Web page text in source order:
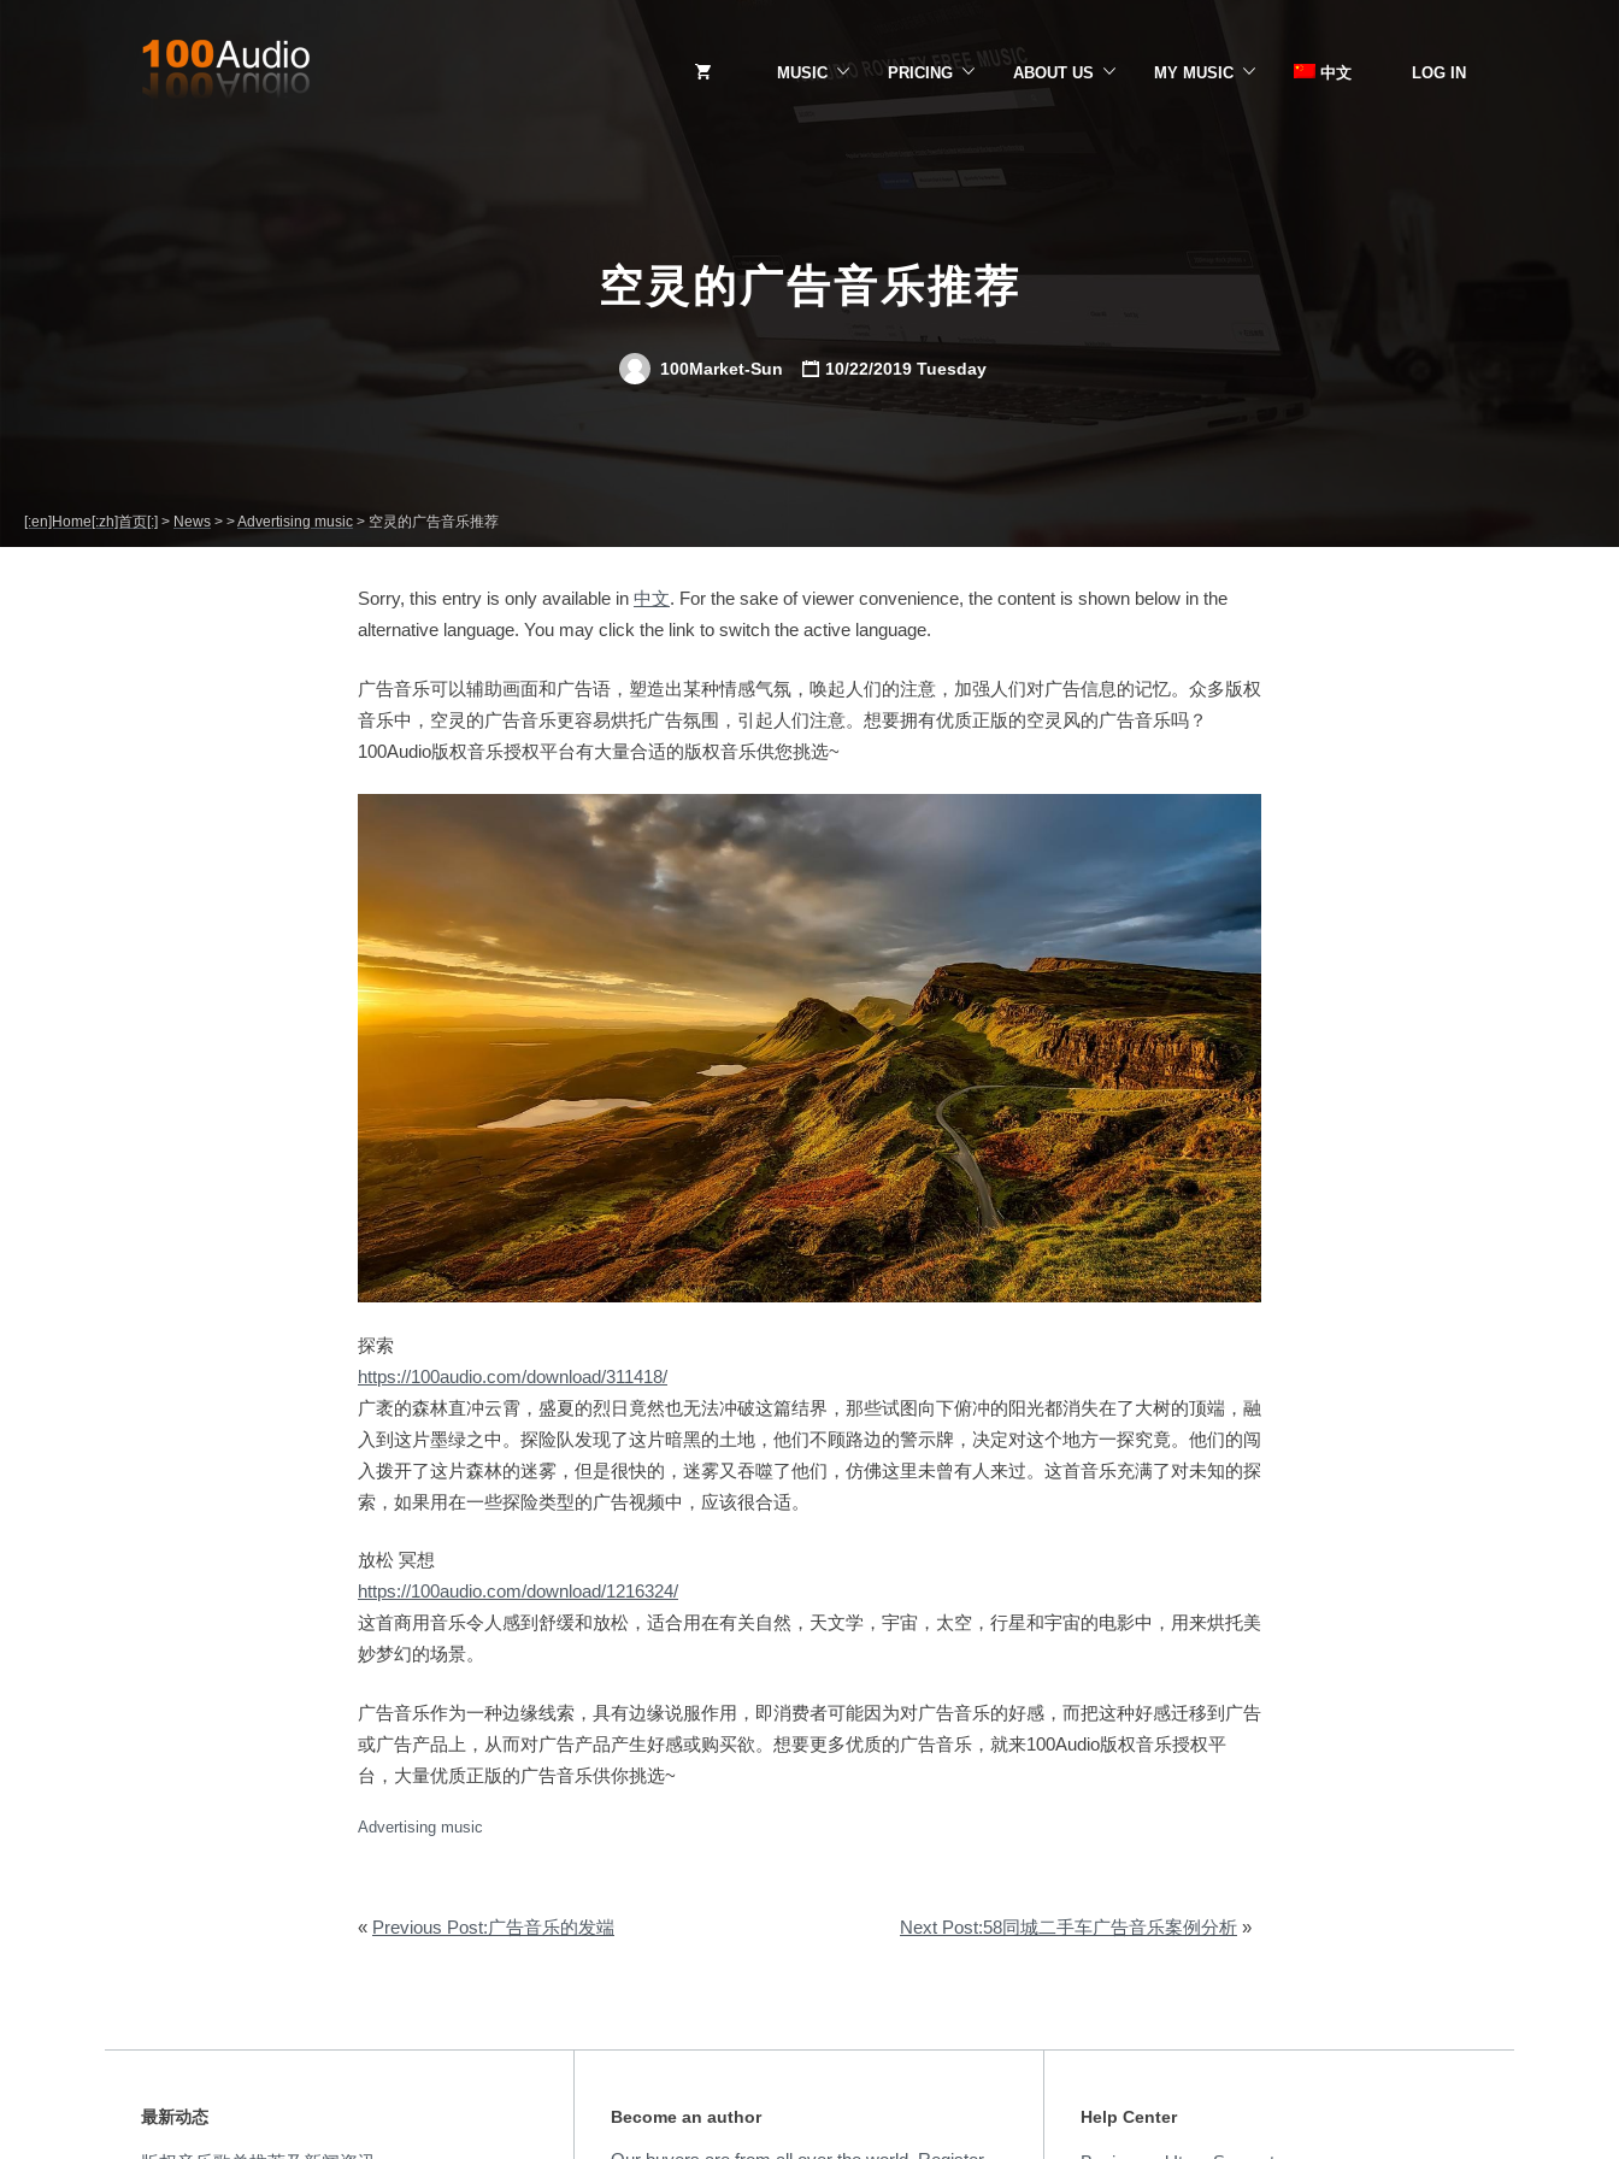
MUSIC PRICING ABOUT US MY MUSIC 中文 LOG IN
空灵的广告音乐推荐
100Market-Sun 10/22/2019 Tuesday
[:en]Home[:zh]首页[:] > News > >Advertising music > 空灵的广告音乐推荐
Sorry, this entry is only available in 中文. For the sake of viewer convenience, the content is shown below in the
alternative language. You may click the link to switch the active language.
广告音乐可以辅助画面和广告语，塑造出某种情感气氛，唤起人们的注意，加强人们对广告信息的记忆。众多版权
音乐中，空灵的广告音乐更容易烘托广告氛围，引起人们注意。想要拥有优质正版的空灵风的广告音乐吗？
100Audio版权音乐授权平台有大量合适的版权音乐供您挑选~
探索
https://100audio.com/download/311418/
广袤的森林直冲云霄，盛夏的烈日竟然也无法冲破这篇结界，那些试图向下俯冲的阳光都消失在了大树的顶端，融
入到这片墨绿之中。探险队发现了这片暗黑的土地，他们不顾路边的警示牌，决定对这个地方一探究竟。他们的闯
入拨开了这片森林的迷雾，但是很快的，迷雾又吞噬了他们，仿佛这里未曾有人来过。这首音乐充满了对未知的探
索，如果用在一些探险类型的广告视频中，应该很合适。
放松 冥想
https://100audio.com/download/1216324/
这首商用音乐令人感到舒缓和放松，适合用在有关自然，天文学，宇宙，太空，行星和宇宙的电影中，用来烘托美
妙梦幻的场景。
广告音乐作为一种边缘线索，具有边缘说服作用，即消费者可能因为对广告音乐的好感，而把这种好感迁移到广告
或广告产品上，从而对广告产品产生好感或购买欲。想要更多优质的广告音乐，就来100Audio版权音乐授权平
台，大量优质正版的广告音乐供你挑选~
Advertising music
« Previous Post:广告音乐的发端 Next Post:58同城二手车广告音乐案例分析 »
最新动态 Become an author Help Center